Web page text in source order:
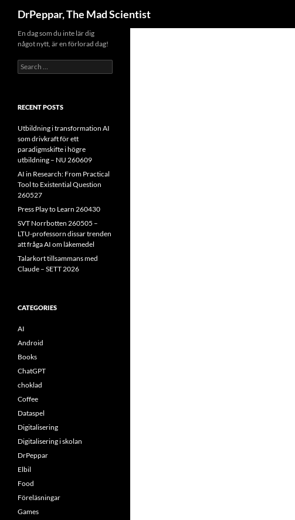
content
DrPeppar, The Mad Scientist
En dag som du inte lär dig
något nytt, är en förlorad dag!
Search
for:
RECENT POSTS
Utbildning i transformation AI
som drivkraft för ett
paradigmskifte i högre
utbildning – NU 260609
AI in Research: From Practical
Tool to Existential Question
260527
Press Play to Learn 260430
SVT Norrbotten 260505 –
LTU-professorn dissar trenden
att fråga AI om läkemedel
Talarkort tillsammans med
Claude – SETT 2026
CATEGORIES
AI
Android
Books
ChatGPT
choklad
Coffee
Dataspel
Digitalisering
Digitalisering i skolan
DrPeppar
Elbil
Food
Föreläsningar
Games